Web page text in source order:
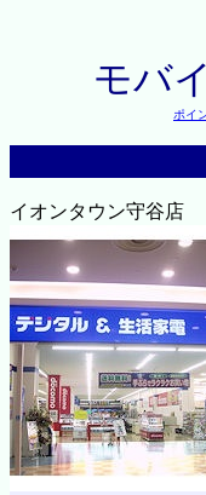
モバ
ポイ
イオンタウン守谷店